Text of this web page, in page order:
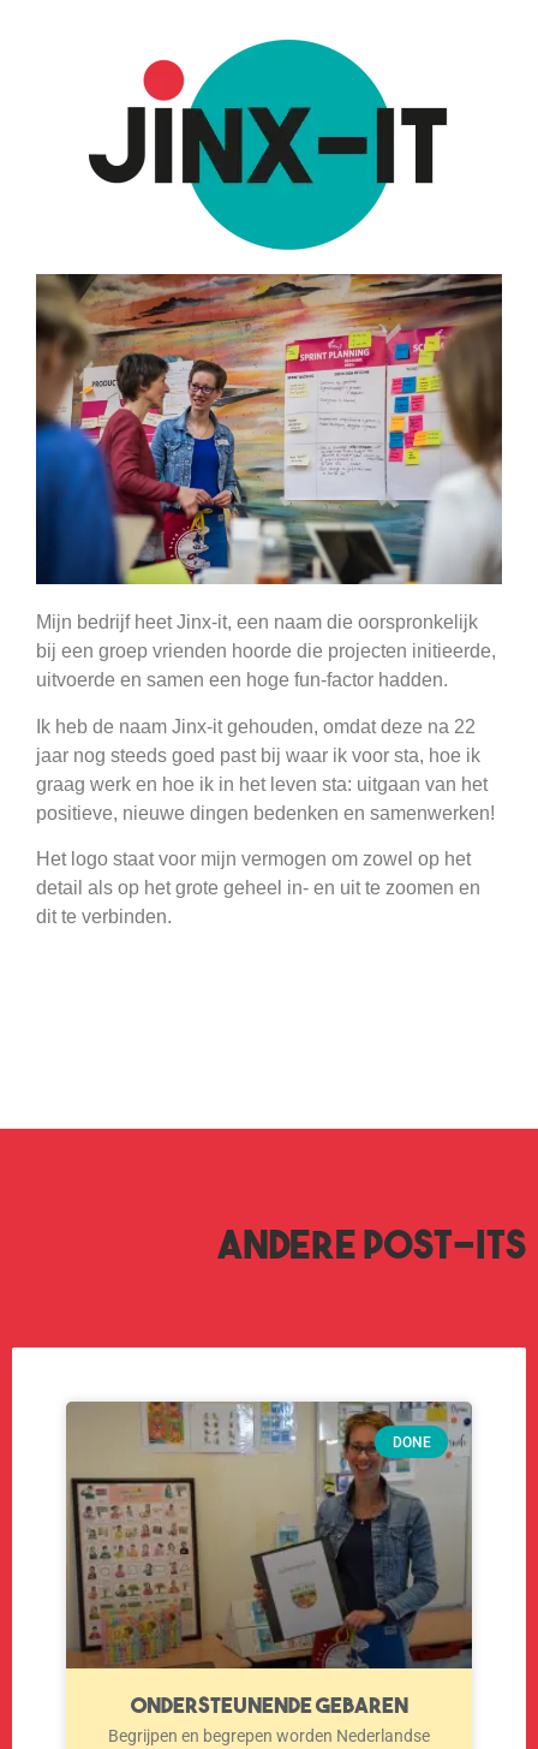
Mijn bedrijf heet Jinx-it, een naam die oorspronkelijk
bij een groep vrienden hoorde die projecten initieerde,
uitvoerde en samen een hoge fun-factor hadden.
Ik heb de naam Jinx-it gehouden, omdat deze na 22
jaar nog steeds goed past bij waar ik voor sta, hoe ik
graag werk en hoe ik in het leven sta: uitgaan van het
positieve, nieuwe dingen bedenken en samenwerken!
Het logo staat voor mijn vermogen om zowel op het
detail als op het grote geheel in- en uit te zoomen en
dit te verbinden.
Andere post-its
DONE
Ondersteunende gebaren
Begrijpen en begrepen worden Nederlandse